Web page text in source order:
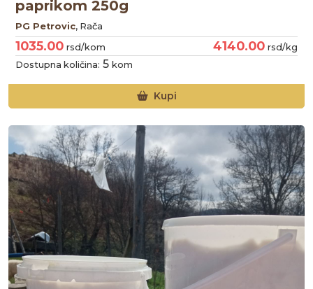
paprikom 250g
PG Petrovic, Rača
1035.00 rsd/kom 4140.00 rsd/kg
Dostupna količina: 5 kom
Kupi